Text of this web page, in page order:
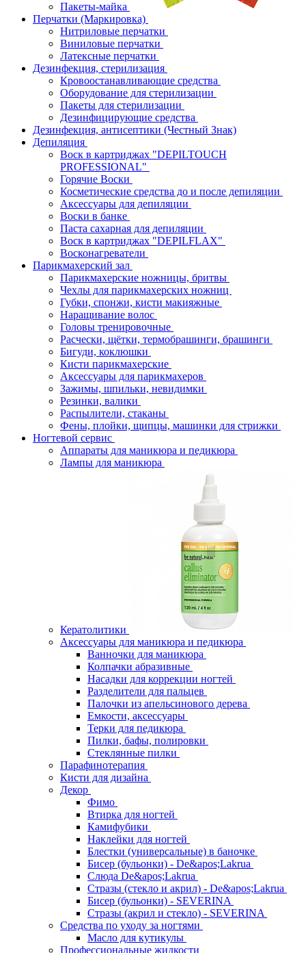
Пакеты-майка
Перчатки (Маркировка)
Нитриловые перчатки
Виниловые перчатки
Латексные перчатки
Дезинфекция, стерилизация
Кровоостанавливающие средства
Оборудование для стерилизации
Пакеты для стерилизации
Дезинфицирующие средства
Дезинфекция, антисептики (Честный Знак)
Депиляция
Воск в картриджах "DEPILTOUCH
PROFESSIONAL"
Горячие Воски
Косметические средства до и после депиляции
Аксессуары для депиляции
Воски в банке
Паста сахарная для депиляции
Воск в картриджах "DEPILFLAX"
Восконагреватели
Парикмахерский зал
Парикмахерские ножницы, бритвы
Чехлы для парикмахерских ножниц
Губки, спонжи, кисти макияжные
Наращивание волос
Головы тренировочные
Расчески, щётки, термобрашинги, брашинги
Бигуди, коклюшки
Кисти парикмахерские
Аксессуары для парикмахеров
Зажимы, шпильки, невидимки
Резинки, валики
Распылители, стаканы
Фены, плойки, щипцы, машинки для стрижки
Ногтевой сервис
Аппараты для маникюра и педикюра
Лампы для маникюра
Кератолитики
Аксессуары для маникюра и педикюра
Ванночки для маникюра
Колпачки абразивные
Насадки для коррекции ногтей
Разделители для пальцев
Палочки из апельсинового дерева
Емкости, аксессуары
Терки для педикюра
Пилки, бафы, полировки
Стеклянные пилки
Парафинотерапия
Кисти для дизайна
Декор
Фимо
Втирка для ногтей
Камифубики
Наклейки для ногтей
Блестки (универсальные) в баночке
Бисер (бульонки) - De&apos;Lakrua
Слюда De&apos;Lakrua
Стразы (стекло и акрил) - De&apos;Lakrua
Бисер (бульонки) - SEVERINA
Стразы (акрил и стекло) - SEVERINA
Средства по уходу за ногтями
Масло для кутикулы
Профессиональные жидкости